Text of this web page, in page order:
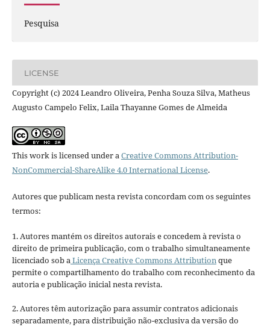
Pesquisa
LICENSE
Copyright (c) 2024 Leandro Oliveira, Penha Souza Silva, Matheus
Augusto Campelo Felix, Laila Thayanne Gomes de Almeida
This work is licensed under aCreative Commons Attribution-
NonCommercial-ShareAlike 4.0 International License.
Autores que publicam nesta revista concordam com os seguintes
termos:
1. Autores mantém os direitos autorais e concedem à revista o
direito de primeira publicação, com o trabalho simultaneamente
licenciado sob aLicença Creative Commons Attributionque
permite o compartilhamento do trabalho com reconhecimento da
autoria e publicação inicial nesta revista.
2. Autores têm autorização para assumir contratos adicionais
separadamente, para distribuição não-exclusiva da versão do